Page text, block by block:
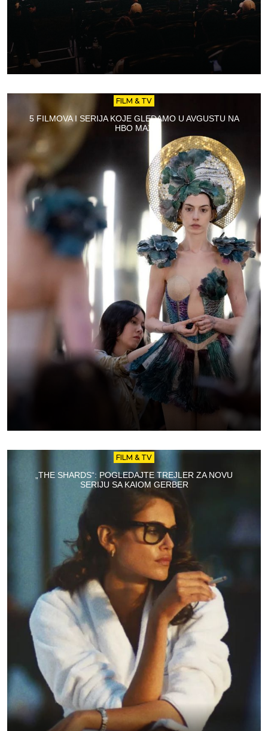
FILM & TV
5 FILMOVA I SERIJA KOJE GLEDAMO U AVGUSTU NA
HBO MAX
FILM & TV
„THE SHARDS“: POGLEDAJTE TREJLER ZA NOVU
SERIJU SA KAIOM GERBER